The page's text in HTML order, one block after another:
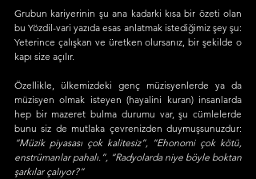
Grubun kariyerinin şu ana kadarki kısa bir özeti olan
bu Yözdil-vari yazıda esas anlatmak istediğimiz şey şu:
Yeterince çalışkan ve üretken olursanız, bir şekilde o
kapı size açılır.
Özellikle, ülkemizdeki genç müzisyenlerde ya da
müzisyen olmak isteyen (hayalini kuran) insanlarda
hep bir mazeret bulma durumu var, şu cümlelerde
“Müzik piyasası çok kalitesiz”, “Ehonomi çok kötü,
enstrümanlar pahalı.”, “Radyolarda niye böyle boktan
şarkılar çalıyor?”